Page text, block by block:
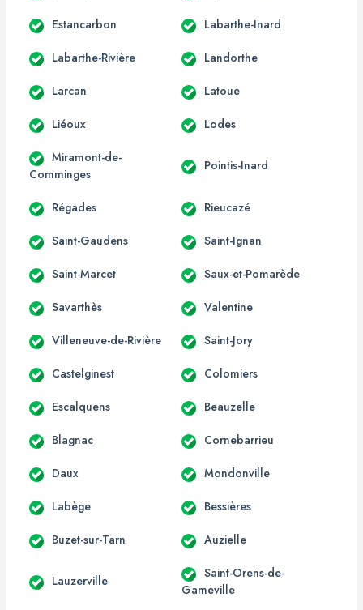
Estancarbon Labarthe-Inard
Labarthe-Rivière Landorthe
Larcan Latoue
Liéoux Lodes
Miramont-de-
Comminges
Pointis-Inard
Régades Rieucazé
Saint-Gaudens Saint-Ignan
Saint-Marcet Saux-et-Pomarède
Savarthès Valentine
Villeneuve-de-Rivière Saint-Jory
Castelginest Colomiers
Escalquens Beauzelle
Blagnac Cornebarrieu
Daux Mondonville
Labège Bessières
Buzet-sur-Tarn Auzielle
Lauzerville
Saint-Orens-de-
Gameville